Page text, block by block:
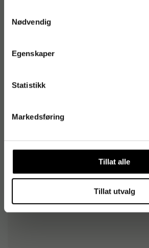
Nødvendig
Egenskaper
Statistikk
Markedsføring
Tillat alle
Tillat utvalg
Originalnummer
Produktspesifikasjoner